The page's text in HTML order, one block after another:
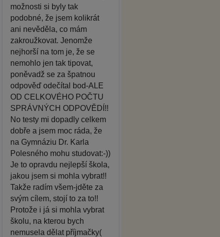
možnosti si byly tak
podobné, že jsem kolikrát
ani nevěděla, co mám
zakroužkovat. Jenomže
nejhorší na tom je, že se
nemohlo jen tak tipovat,
poněvadž se za špatnou
odpověď odečítal bod-ALE
OD CELKOVÉHO POČTU
SPRÁVNÝCH ODPOVĚDÍ!!
No testy mi dopadly celkem
dobře a jsem moc ráda, že
na Gymnáziu Dr. Karla
Polesného mohu studovat:-))
Je to opravdu nejlepší škola,
jakou jsem si mohla vybrat!!
Takže radím všem-jděte za
svým cílem, stojí to za to!!
Protože i já si mohla vybrat
školu, na kterou bych
nemusela dělat příjmačky(